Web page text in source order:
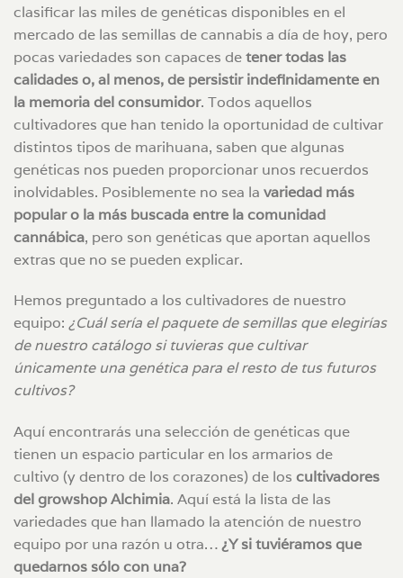
clasificar las miles de genéticas disponibles en el
mercado de las semillas de cannabis a día de hoy, pero
pocas variedades son capaces detener todas las
calidades o, al menos, de persistir indefinidamente en
la memoria del consumidor. Todos aquellos
cultivadores que han tenido la oportunidad de cultivar
distintos tipos de marihuana, saben que algunas
genéticas nos pueden proporcionar unos recuerdos
inolvidables. Posiblemente no sea la variedad más
popular o la más buscada entre la comunidad
cannábica, pero son genéticas que aportan aquellos
extras que no se pueden explicar.
Hemos preguntado a los cultivadores de nuestro
equipo: ¿Cuál sería el paquete de semillas que elegirías
de nuestro catálogo si tuvieras que cultivar
únicamente una genética para el resto de tus futuros
cultivos?
Aquí encontrarás una selección de genéticas que
tienen un espacio particular en los armarios de
cultivo (y dentro de los corazones) de los cultivadores
del growshop Alchimia. Aquí está la lista de las
variedades que han llamado la atención de nuestro
equipo por una razón u otra…¿Y si tuviéramos que
quedarnos sólo con una?